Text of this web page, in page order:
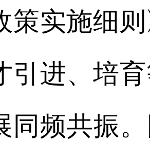
策实施细
引进、培
同频共振